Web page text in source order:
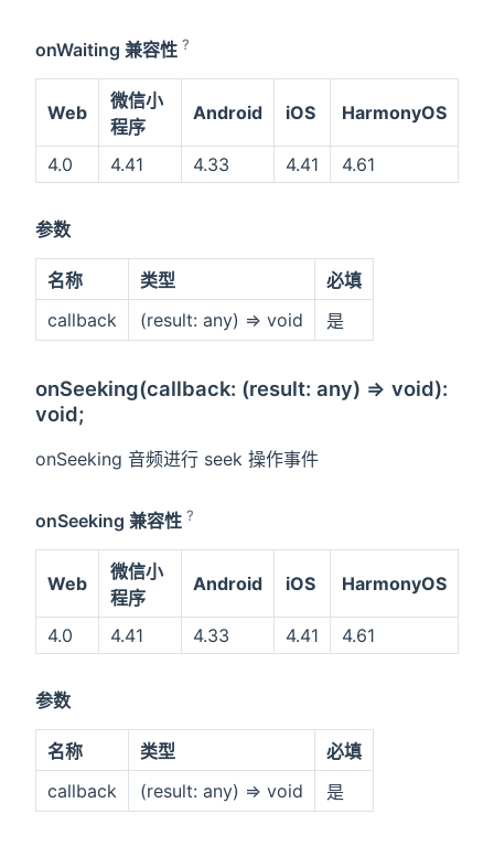
onWaiting 兼容性 ?
Web
微信小
程序
Android iOS HarmonyOS
4.0 4.41 4.33 4.41 4.61
参数
名称 类型
必填
callback
(result: any) => void 是
onSeeking(callback: (result: any) => void):
void;
onSeeking 音频进行 seek 操作事件
onSeeking 兼容性 ?
Web
微信小
程序
Android iOS HarmonyOS
4.0 4.41 4.33 4.41 4.61
参数
名称 类型
必填
callback
(result: any) => void 是